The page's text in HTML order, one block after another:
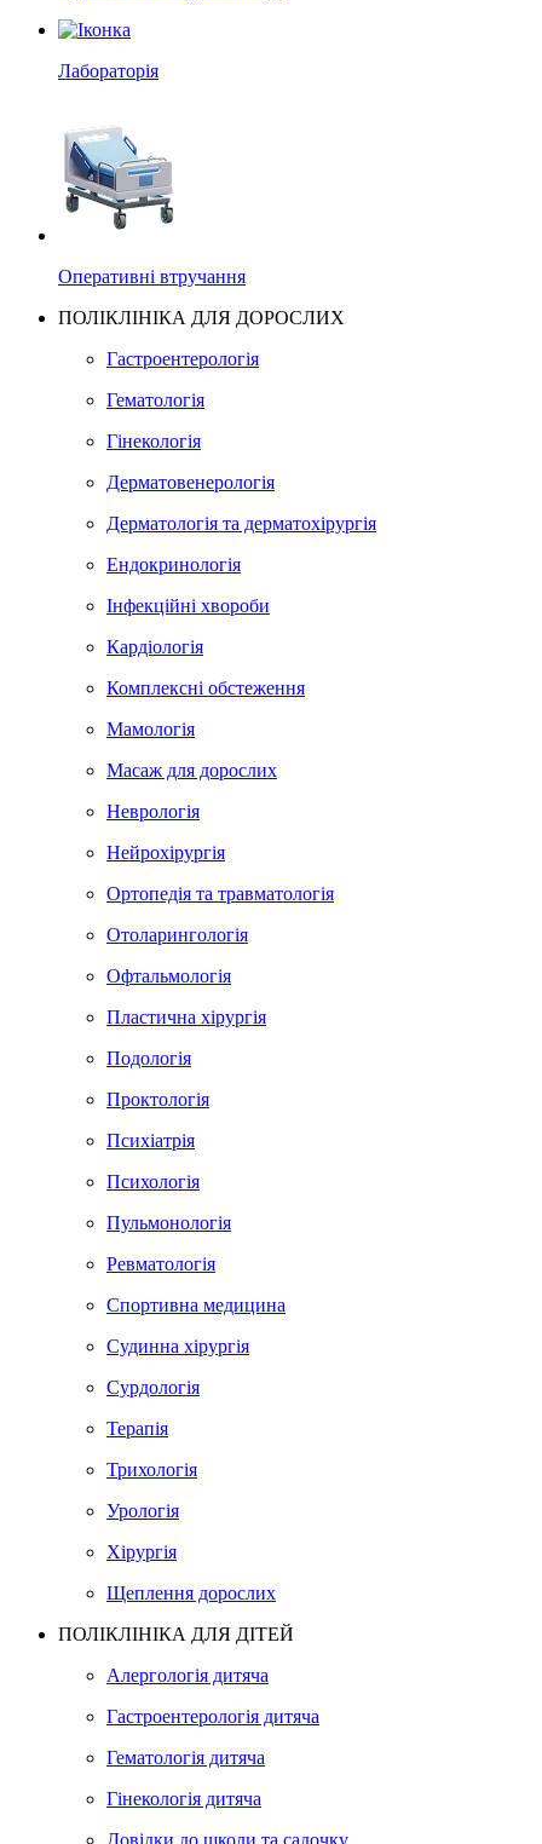
Лабораторія
Оперативні втручання
ПОЛІКЛІНІКА ДЛЯ ДОРОСЛИХ
Гастроентерологія
Гематологія
Гінекологія
Дерматовенерологія
Дерматологія та дерматохірургія
Ендокринологія
Інфекційні хвороби
Кардіологія
Комплексні обстеження
Мамологія
Масаж для дорослих
Неврологія
Нейрохірургія
Ортопедія та травматологія
Отоларингологія
Офтальмологія
Пластична хірургія
Подологія
Проктологія
Психіатрія
Психологія
Пульмонологія
Ревматологія
Спортивна медицина
Судинна хірургія
Сурдологія
Терапія
Трихологія
Урологія
Хірургія
Щеплення дорослих
ПОЛІКЛІНІКА ДЛЯ ДІТЕЙ
Алергологія дитяча
Гастроентерологія дитяча
Гематологія дитяча
Гінекологія дитяча
Довідки до школи та садочку